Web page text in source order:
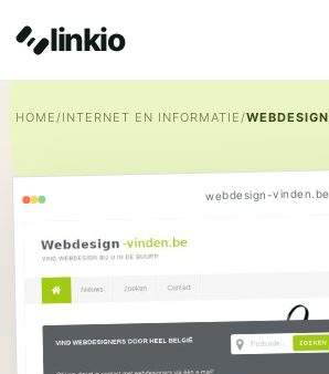
linkio
HOME/INTERNET EN INFORMATIE/
webdesign-vinden.be